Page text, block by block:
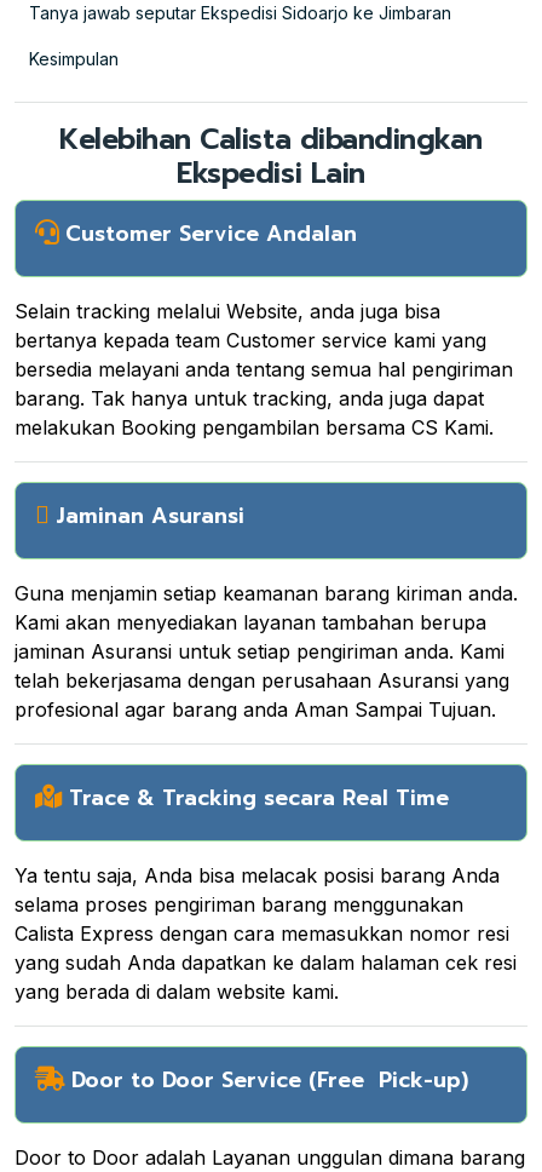
Tanya jawab seputar Ekspedisi Sidoarjo ke Jimbaran
Kesimpulan
Kelebihan Calista dibandingkan
Ekspedisi Lain
Customer Service Andalan
Selain tracking melalui Website, anda juga bisa
bertanya kepada team Customer service kami yang
bersedia melayani anda tentang semua hal pengiriman
barang. Tak hanya untuk tracking, anda juga dapat
melakukan Booking pengambilan bersama CS Kami.
Jaminan Asuransi
Guna menjamin setiap keamanan barang kiriman anda.
Kami akan menyediakan layanan tambahan berupa
jaminan Asuransi untuk setiap pengiriman anda. Kami
telah bekerjasama dengan perusahaan Asuransi yang
profesional agar barang anda Aman Sampai Tujuan.
Trace & Tracking secara Real Time
Ya tentu saja, Anda bisa melacak posisi barang Anda
selama proses pengiriman barang menggunakan
Calista Express dengan cara memasukkan nomor resi
yang sudah Anda dapatkan ke dalam halaman cek resi
yang berada di dalam website kami.
Door to Door Service (Free Pick-up)
Door to Door adalah Layanan unggulan dimana barang